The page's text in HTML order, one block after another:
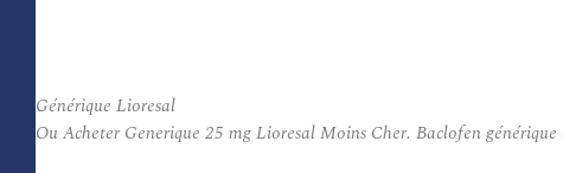
Générique Lioresal
Ou Acheter Generique 25 mg Lioresal Moins Cher. Baclofen